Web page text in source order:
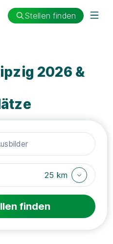
Stellen finden
2026 &
25 km
finden